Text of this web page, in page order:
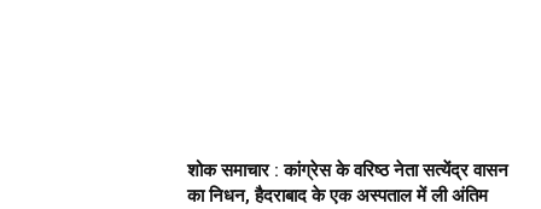
शोक समाचार : कांग्रेस के वरिष्ठ नेता सत्येंद्र वासन
का निधन, हैदराबाद के एक अस्पताल में ली अंतिम